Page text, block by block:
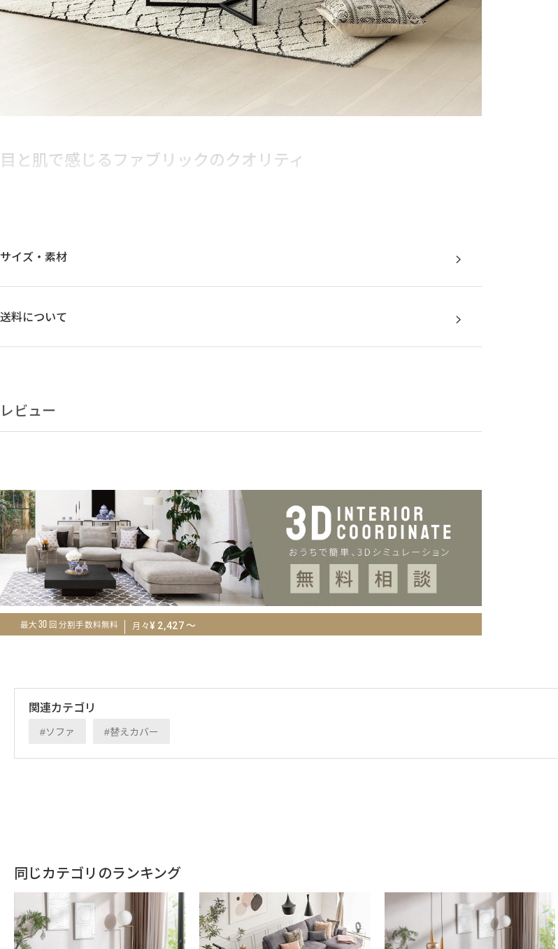
目と肌で感じるファブリックのクオリティ
USABILITY
サイズ・素材
送料について
レビュー
最大 30 回 分割手数料無料 月々¥ 2,427～
関連カテゴリ
ソファ 替えカバー
同じカテゴリのランキング